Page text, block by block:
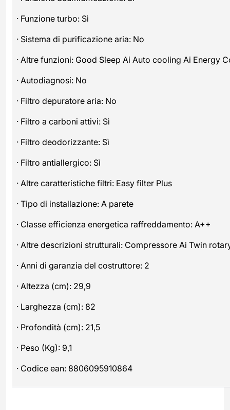
· Funzione turbo: Sì
· Sistema di purificazione aria: No
· Altre funzioni: Good Sleep Ai Auto cooling Ai Energy
· Autodiagnosi: No
· Filtro depuratore aria: No
· Filtro a carboni attivi: Sì
· Filtro deodorizzante: Sì
· Filtro antiallergico: Sì
· Altre caratteristiche filtri: Easy filter Plus
· Tipo di installazione: A parete
· Classe efficienza energetica raffreddamento: A++
· Altre descrizioni strutturali: Compressore Ai Twin
· Anni di garanzia del costruttore: 2
· Altezza (cm): 29,9
· Larghezza (cm): 82
· Profondità (cm): 21,5
· Peso (Kg): 9,1
· Codice ean: 8806095910864